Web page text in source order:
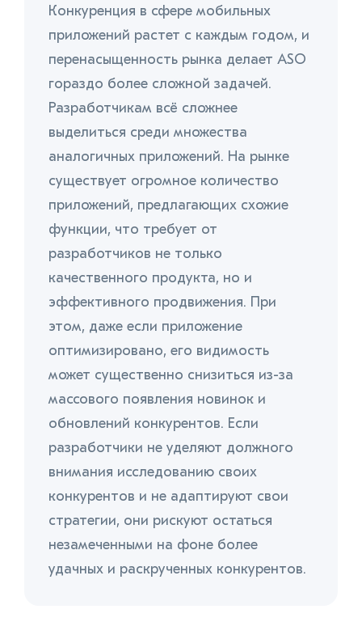
Конкуренция в сфере мобильных
приложений растет с каждым годом, и
перенасыщенность рынка делает ASO
гораздо более сложной задачей.
Разработчикам всё сложнее
выделиться среди множества
аналогичных приложений. На рынке
существует огромное количество
приложений, предлагающих схожие
функции, что требует от
разработчиков не только
качественного продукта, но и
эффективного продвижения. При
этом, даже если приложение
оптимизировано, его видимость
может существенно снизиться из-за
массового появления новинок и
обновлений конкурентов. Если
разработчики не уделяют должного
внимания исследованию своих
конкурентов и не адаптируют свои
стратегии, они рискуют остаться
незамеченными на фоне более
удачных и раскрученных конкурентов.